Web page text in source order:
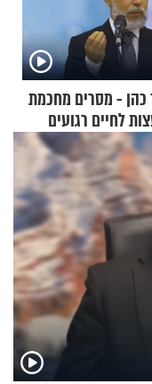
כהן - מסרים מחכמת
לחיים רגועים